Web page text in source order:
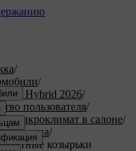
/
/
in Hybrid 2026/
пользователя/
и микроклимат в салоне/
салона/
козырьки